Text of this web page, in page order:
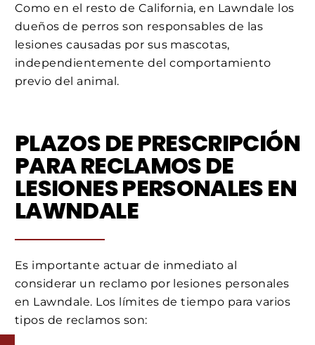
Como en el resto de California, en Lawndale los
dueños de perros son responsables de las
lesiones causadas por sus mascotas,
independientemente del comportamiento
previo del animal.
PLAZOS DE PRESCRIPCIÓN
PARA RECLAMOS DE
LESIONES PERSONALES EN
LAWNDALE
Es importante actuar de inmediato al
considerar un reclamo por lesiones personales
en Lawndale. Los límites de tiempo para varios
tipos de reclamos son: